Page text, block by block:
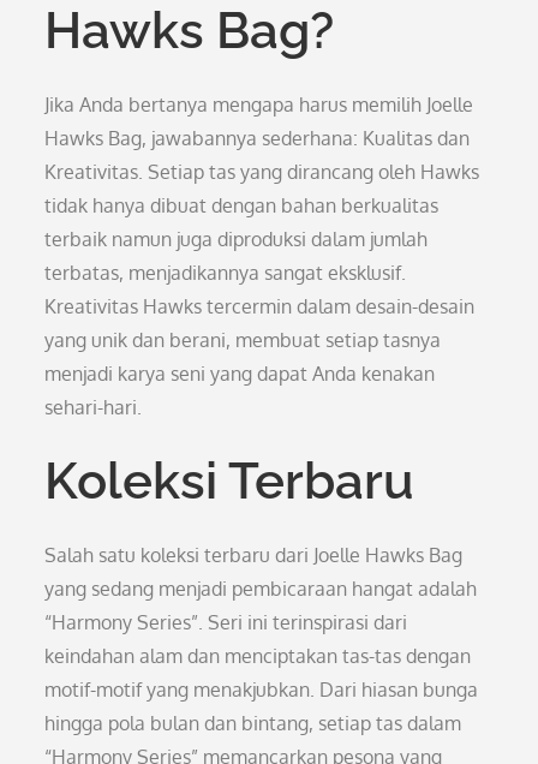
Hawks Bag?
Jika Anda bertanya mengapa harus memilih Joelle
Hawks Bag, jawabannya sederhana: Kualitas dan
Kreativitas. Setiap tas yang dirancang oleh Hawks
tidak hanya dibuat dengan bahan berkualitas
terbaik namun juga diproduksi dalam jumlah
terbatas, menjadikannya sangat eksklusif.
Kreativitas Hawks tercermin dalam desain-desain
yang unik dan berani, membuat setiap tasnya
menjadi karya seni yang dapat Anda kenakan
sehari-hari.
Koleksi Terbaru
Salah satu koleksi terbaru dari Joelle Hawks Bag
yang sedang menjadi pembicaraan hangat adalah
“Harmony Series”. Seri ini terinspirasi dari
keindahan alam dan menciptakan tas-tas dengan
motif-motif yang menakjubkan. Dari hiasan bunga
hingga pola bulan dan bintang, setiap tas dalam
“Harmony Series” memancarkan pesona yang